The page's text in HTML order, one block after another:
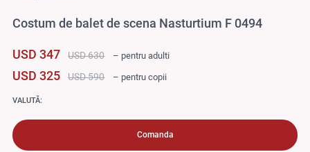
Costum de balet de scena Nasturtium F 0494
USD 347 USD 630 – pentru adulti
USD 325 USD 590 – pentru copii
VALUTĂ:
Comanda